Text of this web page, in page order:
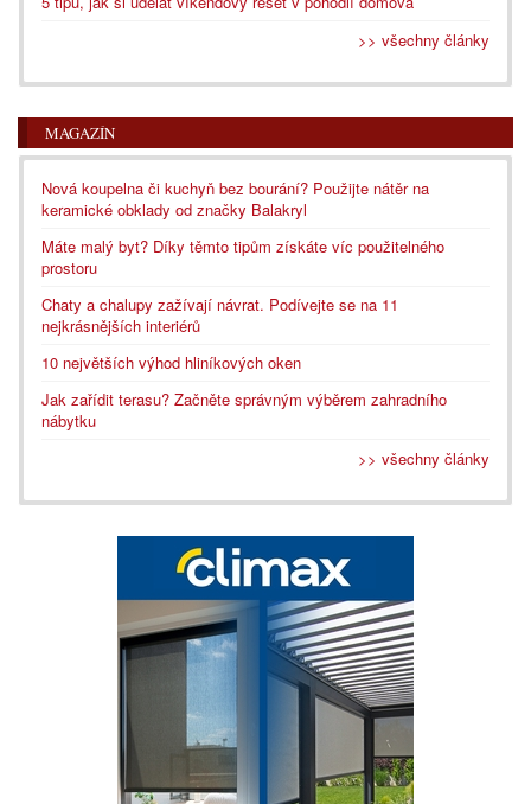
>> všechny články
MAGAZÍN
Nová koupelna či kuchyň bez bourání? Použijte nátěr na
keramické obklady od značky Balakryl
Máte malý byt? Díky těmto tipům získáte víc použitelného
prostoru
Chaty a chalupy zažívají návrat. Podívejte se na 11
nejkrásnějších interiérů
10 největších výhod hliníkových oken
Jak zařídit terasu? Začněte správným výběrem zahradního
nábytku
>> všechny články